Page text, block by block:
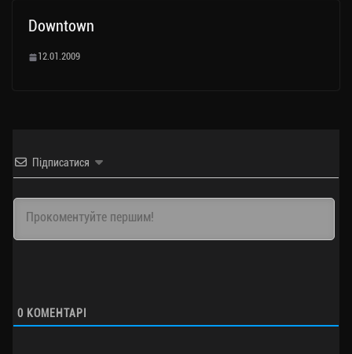
Downtown
12.01.2009
Підписатися
0 КОМЕНТАРІ